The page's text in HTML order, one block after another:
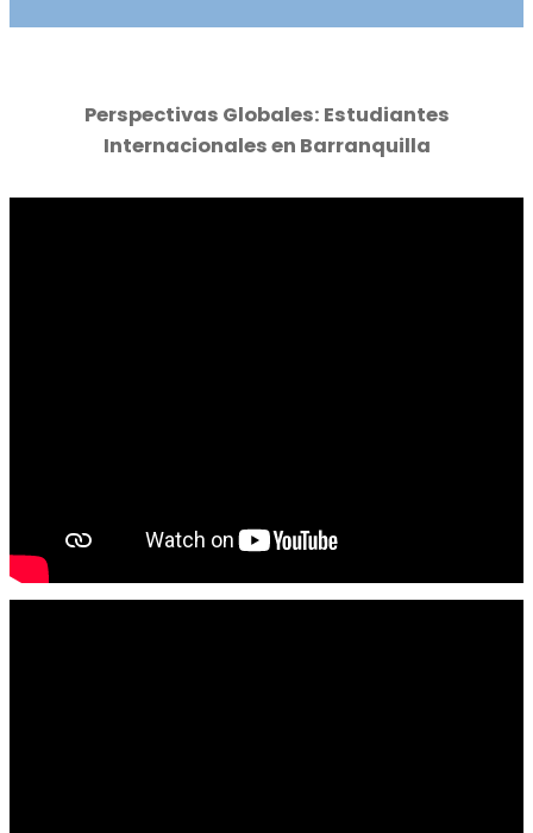
Perspectivas Globales: Estudiantes
Internacionales en Barranquilla